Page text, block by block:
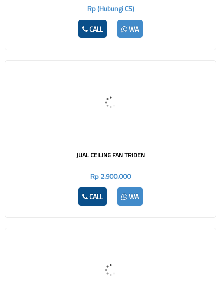
Rp (Hubungi CS)
CALL
WA
JUAL CEILING FAN TRIDEN
Rp 2.900.000
CALL
WA